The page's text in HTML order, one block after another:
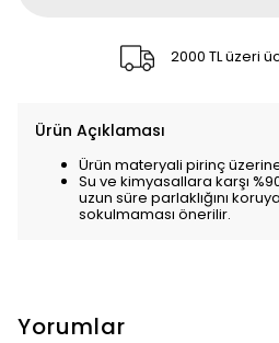
2000 TL üzeri
Ürün Açıklaması
Ürün materyali pirinç
Su ve kimyasallara karşı
uzun süre parlaklığını
sokulmaması önerilir.
Yorumlar